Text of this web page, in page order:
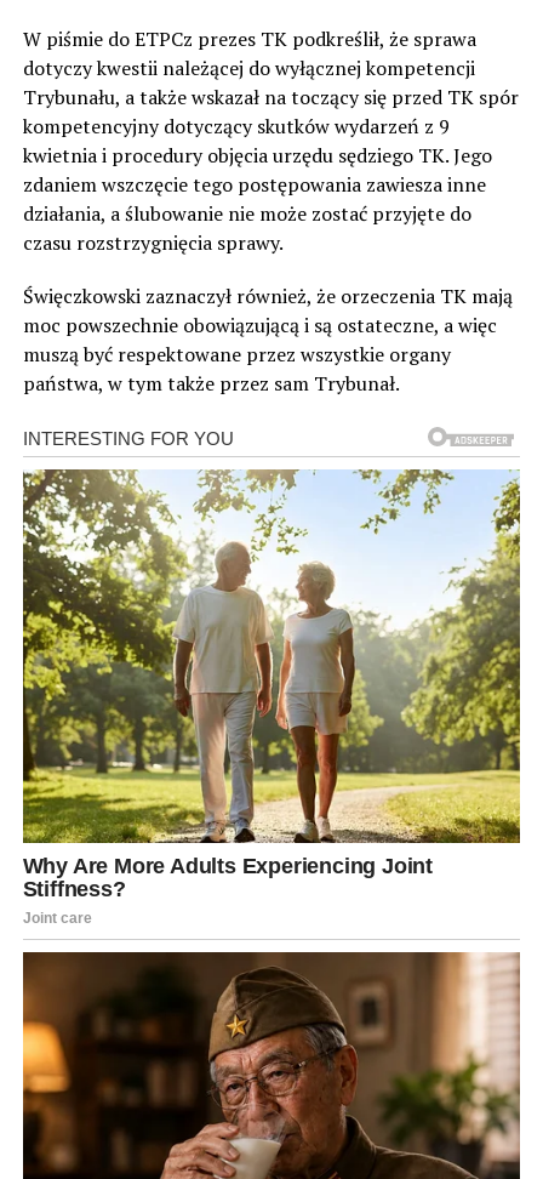
W piśmie do ETPCz prezes TK podkreślił, że sprawa
dotyczy kwestii należącej do wyłącznej kompetencji
Trybunału, a także wskazał na toczący się przed TK spór
kompetencyjny dotyczący skutków wydarzeń z 9
kwietnia i procedury objęcia urzędu sędziego TK. Jego
zdaniem wszczęcie tego postępowania zawiesza inne
działania, a ślubowanie nie może zostać przyjęte do
czasu rozstrzygnięcia sprawy.
Święczkowski zaznaczył również, że orzeczenia TK mają
moc powszechnie obowiązującą i są ostateczne, a więc
muszą być respektowane przez wszystkie organy
państwa, w tym także przez sam Trybunał.